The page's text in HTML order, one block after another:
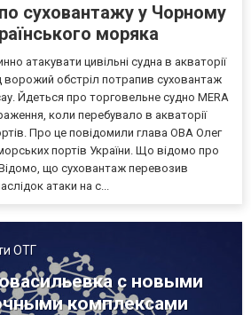
суховантажу у Чорному
моряка
атакувати цивільні судна в акваторії
ворожий обстріл потрапив суховантаж
Йдеться про торговельне судно MERA
коли перебувало в акваторії
Про це повідомили глава ОВА Олег
портів України. Що відомо про
Відомо, що суховантаж перевозив
атаки на с...
ОТГ
с новыми
комплексами